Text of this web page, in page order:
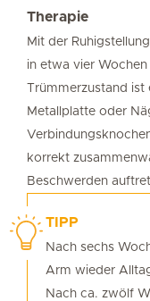
Therapie
Mit der
in etwa vier
Trümmerzustand
Metallplatte oder
korrekt
Beschwerden
TIPP
Nach sechs
Arm wieder
Nach ca. zwölf